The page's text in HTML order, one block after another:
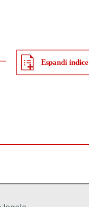
Espandi indice